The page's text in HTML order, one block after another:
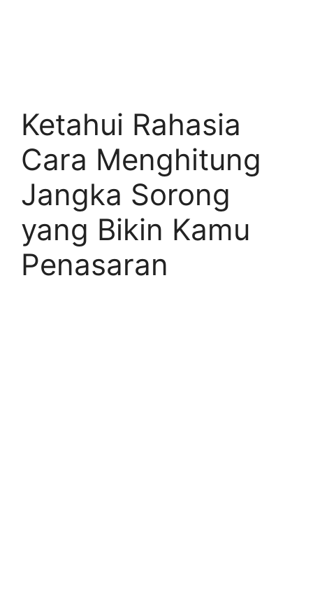
Ketahui Rahasia
Cara Menghitung
Jangka Sorong
yang Bikin Kamu
Penasaran